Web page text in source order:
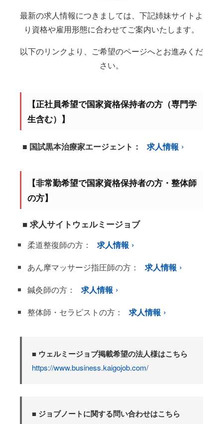
最新の求人情報につきましては、下記姉妹サイトよ
り資格や雇用形態に合わせてご案内いたします。
以下のリンクより、ご希望のページへとお進みくだ
さい。
【正社員希望で国家資格保持者の方（専門学
生含む）】
■ 国試黒本治療家エージェント： 求人情報
【非常勤希望で国家資格保持者の方・整体師
の方】
■ 求人サイトウェルミージョブ
柔道整復師の方：
求人情報
あん摩マッサージ指圧師の方：
求人情報
鍼灸師の方：
求人情報
整体師・セラピストの方：
求人情報
■ ウェルミージョブ掲載希望の法人様はこちら
https://www.business.kaigojob.com/
■ ジョブノートに関する問い合わせはこちら